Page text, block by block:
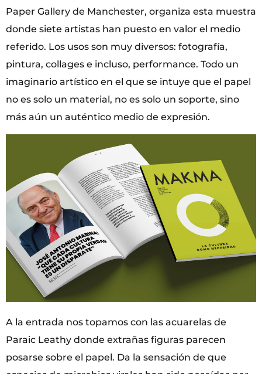
Paper Gallery de Manchester, organiza esta muestra
donde siete artistas han puesto en valor el medio
referido. Los usos son muy diversos: fotografía,
pintura, collages e incluso, performance. Todo un
imaginario artístico en el que se intuye que el papel
no es solo un material, no es solo un soporte, sino
más aún un auténtico medio de expresión.
A la entrada nos topamos con las acuarelas de
Paraic Leathy donde extrañas figuras parecen
posarse sobre el papel. Da la sensación de que